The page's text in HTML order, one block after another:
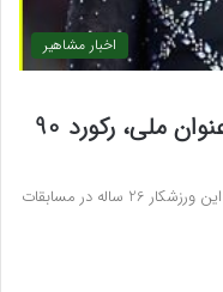
اخبار مشاهیر
سیمون بایلز با کسب هشتمین عنوان ملی، رکورد 90
سیمون بایلز همچنان در حال تاریخ سازی است! این ورزشکار 26 ساله در مسابقات